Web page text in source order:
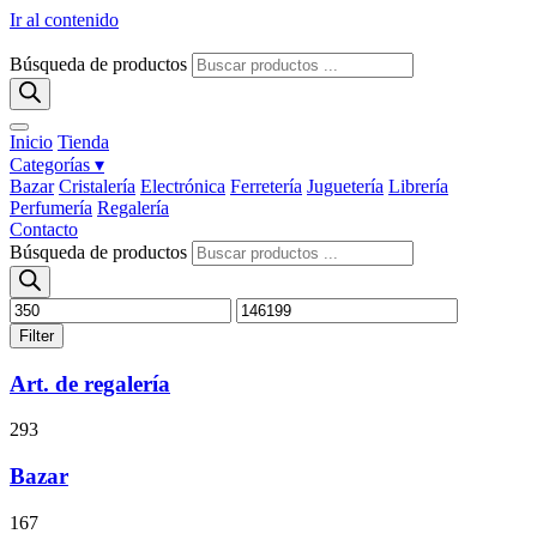
Ir al contenido
Búsqueda de productos
Inicio Tienda
Categorías ▾
Bazar Cristalería Electrónica Ferretería Juguetería Librería
Perfumería Regalería
Contacto
Búsqueda de productos
Filter
Art. de regalería
293
Bazar
167